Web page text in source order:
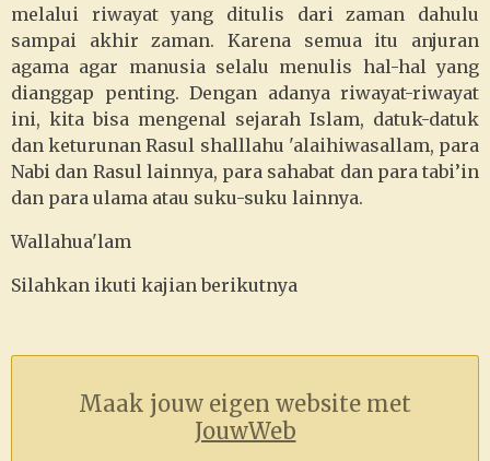
melalui riwayat yang ditulis dari zaman dahulu
sampai akhir zaman. Karena semua itu anjuran
agama agar manusia selalu menulis hal-hal yang
dianggap penting. Dengan adanya riwayat-riwayat
ini, kita bisa mengenal sejarah Islam, datuk-datuk
dan keturunan Rasul shalllahu 'alaihiwasallam, para
Nabi dan Rasul lainnya, para sahabat dan para tabi’in
dan para ulama atau suku-suku lainnya.
Wallahua'lam
Silahkan ikuti kajian berikutnya
Maak jouw eigen website met
JouwWeb